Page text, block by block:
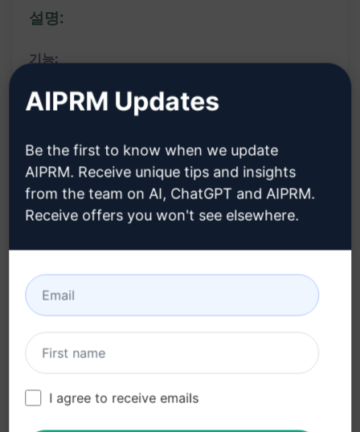
설명:
기능:
메시지나 소셜 미디어 게시물에 재미를 더하고 싶
을 때 텍스트를 이모티콘으로 변환
AI 기술을 활용하여 표현력 풍부한 이모티콘 스트
링으로 변환
한 번의 클릭으로 어떤 평범한 텍스트든 메시지의
본질을 완벽하게 담아낼 수 있음
혜택:
메시지에 감정을 더해주고 즐거움을 선사
이모티콘을 사용하여 메시지를 더욱 흥미롭게 만들
간편하고 빠르게 텍스트를 이모티콘으로 변환하여
효율적인 커뮤니케이션 가능
AIPRM Updates
Be the first to know when we update
AIPRM. Receive unique tips and insights
from the team on AI, ChatGPT and AIPRM.
Receive offers you won't see elsewhere.
I agree to receive emails